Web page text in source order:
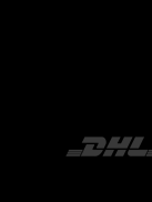
DHL